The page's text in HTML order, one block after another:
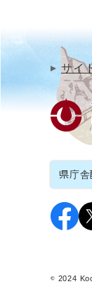
サイ
県庁
© 2024